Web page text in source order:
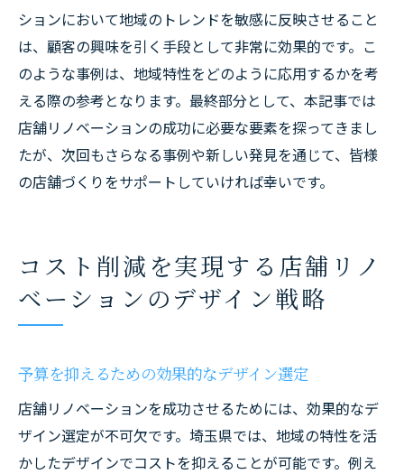
ションにおいて地域のトレンドを敏感に反映させること
は、顧客の興味を引く手段として非常に効果的です。こ
のような事例は、地域特性をどのように応用するかを考
える際の参考となります。最終部分として、本記事では
店舗リノベーションの成功に必要な要素を探ってきまし
たが、次回もさらなる事例や新しい発見を通じて、皆様
の店舗づくりをサポートしていければ幸いです。
コスト削減を実現する店舗リノ
ベーションのデザイン戦略
予算を抑えるための効果的なデザイン選定
店舗リノベーションを成功させるためには、効果的なデ
ザイン選定が不可欠です。埼玉県では、地域の特性を活
かしたデザインでコストを抑えることが可能です。例え